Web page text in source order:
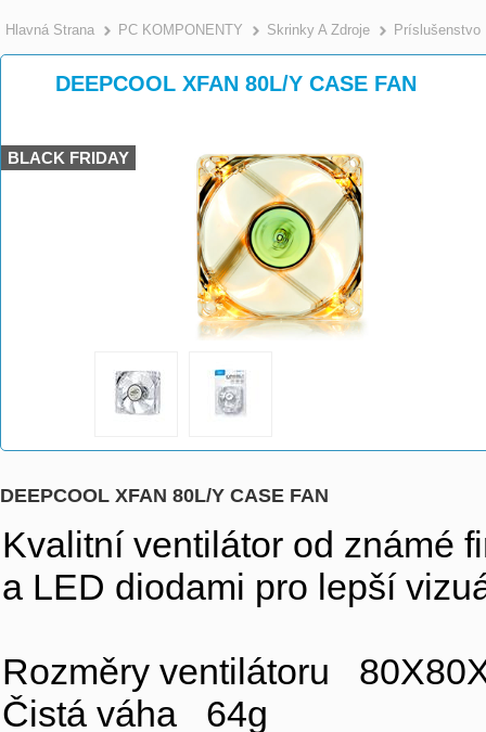
Hlavná Strana >
PC KOMPONENTY >
Skrinky A Zdroje Príslušenstvo
DEEPCOOL XFAN 80L/Y CASE FAN
BLACK FRIDAY
DEEPCOOL XFAN 80L/Y CASE FAN
Kvalitní ventilátor od známé
a LED diodami pro lepší
Rozměry ventilátoru
Čistá váha 64g